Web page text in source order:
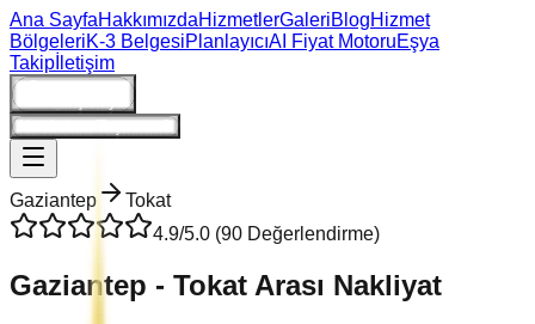
Ana SayfaHakkımızdaHizmetlerGaleriBlogHizmet
BölgeleriK-3 BelgesiPlanlayıcıAI Fiyat MotoruEşya
Takip İletişim
Gaziantep
Tokat
4.9/5.0 (90 Değerlendirme)
Gaziantep - Tokat Arası Nakliyat